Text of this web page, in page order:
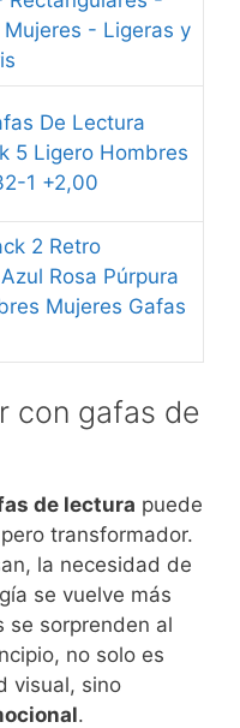
- Ligeras y
De Lectura
5 Ligero Hombres
1 +2,00
2 Retro
Rosa Púrpura
Mujeres Gafas
con gafas de
de lectura puede
transformador.
la necesidad de
se vuelve más
se sorprenden al
no solo es
visual, sino
.